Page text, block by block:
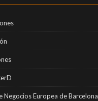
Negocios Europea de Barcelona